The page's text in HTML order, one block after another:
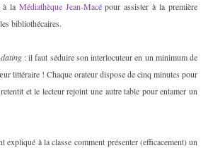
à la Médiathèque Jean-Macépour assister à la première
bibliothécaires.
: il faut séduire son interlocuteur en un minimum de
littéraire ! Chaque orateur dispose de cinq minutes pour
et le lecteur rejoint une autre table pour entamer un
à la classe comment présenter (efficacement) un